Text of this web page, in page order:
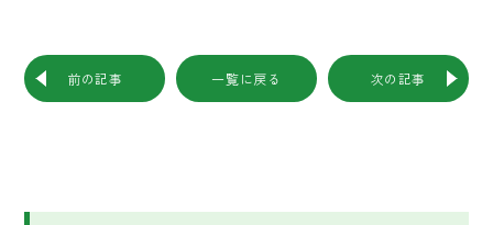
前の記事 一覧に戻る 次の記事